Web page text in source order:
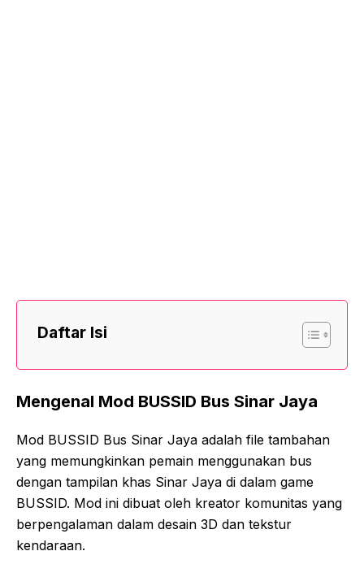
Daftar Isi
Mengenal Mod BUSSID Bus Sinar Jaya
Mod BUSSID Bus Sinar Jaya adalah file tambahan
yang memungkinkan pemain menggunakan bus
dengan tampilan khas Sinar Jaya di dalam game
BUSSID. Mod ini dibuat oleh kreator komunitas yang
berpengalaman dalam desain 3D dan tekstur
kendaraan.